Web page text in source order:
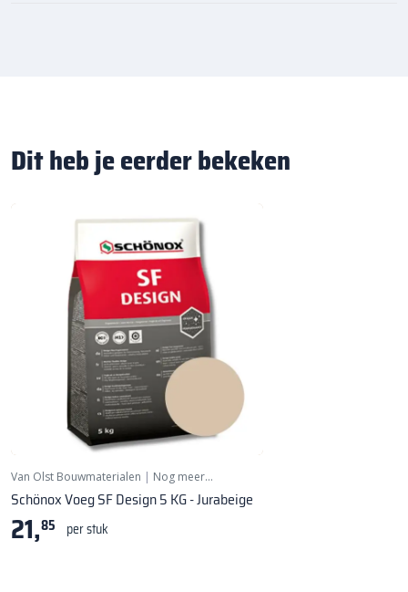
Dit heb je eerder bekeken
Van Olst Bouwmaterialen | Nog meer…
Schönox Voeg SF Design 5 KG - Jurabeige
21,85 per stuk